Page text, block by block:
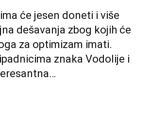
će jesen doneti i više
dešavanja zbog kojih će
za optimizam imati.
znaka Vodolije i